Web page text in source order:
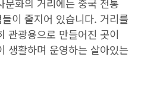
문화의 거리에는 중국 전통
이 줄지어 있습니다. 거리를
관광용으로 만들어진 곳이
생활하며 운영하는 살아있는